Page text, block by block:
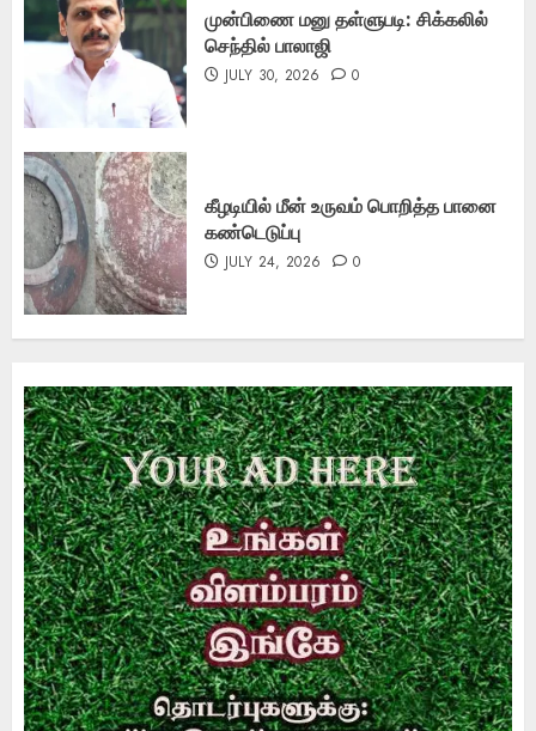
முன்பிணை மனு தள்ளுபடி: சிக்கலில்
செந்தில் பாலாஜி
JULY 30, 2026 0
கீழடியில் மீன் உருவம் பொறித்த பானை
கண்டெடுப்பு
JULY 24, 2026 0